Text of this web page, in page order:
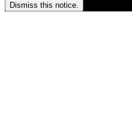
Dismiss this notice.